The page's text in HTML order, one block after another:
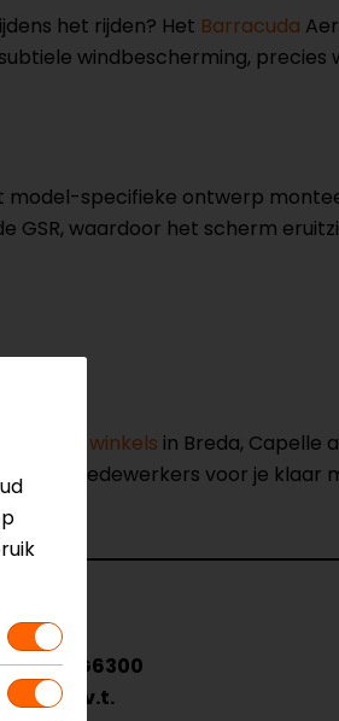
het rijden? Het Barracuda
windbescherming, precies
model-specifieke ontwerp
GSR, waardoor het scherm
onze winkels in Breda, Capelle
voor je klaar
SG6300
N.v.t.